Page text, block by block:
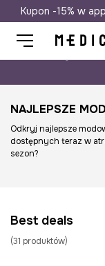
Kupon -15% w
NAJLEPSZE
Odkryj najlepsze
dostępnych teraz w
sezon?
Best deals
(31 produktów)